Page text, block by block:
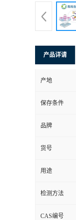
产品详请
产地
保存条件
品牌
货号
用途
检测方法
CAS编号